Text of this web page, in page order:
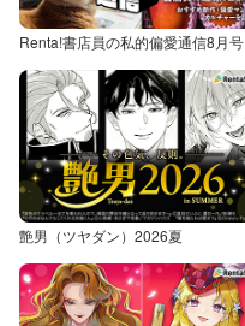
Renta!書店員の私的偏愛通信8月号
艶男（ツヤダン）2026夏